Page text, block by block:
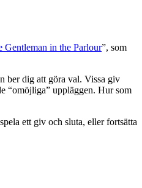
Gentleman in the Parlour”, som
ber dig att göra val. Vissa giv
“omöjliga” uppläggen. Hur som
ett giv och sluta, eller fortsätta